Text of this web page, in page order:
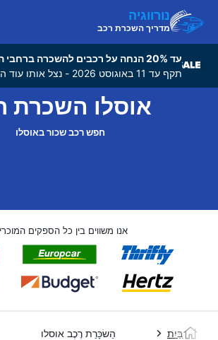
נורווגיה
מדריך השכרת רכב
עד 20% הנחה על רכבים להשכרה ברחבי העולם
תקף עד 11 באוגוסט 2026 - נצל אותו עוד היום!
אוסלו השכרת
חפש רכב שכור באוסלו
אנו משווים בין כל הספקים
בַּיִת הַשׂכָּרַת רֶכֶב אוסלו